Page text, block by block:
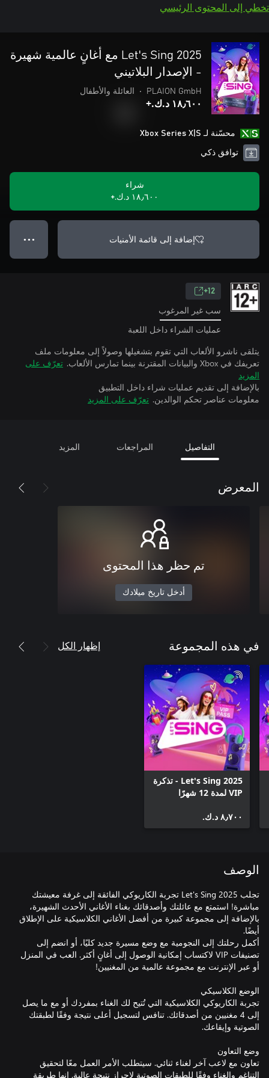
تخطي إلى المحتوى الرئيسي
Let's Sing 2025 مع أغانٍ عالمية شهيرة
- الإصدار البلاتيني
PLAION GmbH
• العائلة والأطفال
١٨٫٦٠٠ د.ك.‏+
محسّنة لـ Xbox Series X|S
توافق ذكي
شراء
١٨٫٦٠٠ د.ك.‏+
إضافة إلى قائمة الأمنيات ● ● ●
12+
سب غير المرغوب
عمليات الشراء داخل اللعبة
يتلقى ناشرو الألعاب التي تقوم بتشغيلها وصولاً إلى معلومات ملف
تعريفك في Xbox والبيانات المقترنة بينما تمارس الألعاب.
تعرّف على
المزيد
بالإضافة إلى تقديم عمليات شراء داخل التطبيق
معلومات عناصر تحكم الوالدين. تعرّف على المزيد
التفاصيل المراجعات المزيد
المعرض
تم حظر هذا المحتوى
أدخل تاريخ ميلادك
في هذه المجموعة إظهار الكل
Let's Sing 2025 - تذكرة
VIP لمدة 12 شهرًا
٨٫٧٠٠ د.ك.‏
الوصف
تجلب Let's Sing 2025 تجربة الكاريوكي الفائقة إلى غرفة معيشتك
مباشرة! استمتع مع عائلتك وأصدقائك بغناء الأغاني الأحدث الشهيرة،
بالإضافة إلى مجموعة كبيرة من أفضل الأغاني الكلاسيكية على الإطلاق
أكمل رحلتك إلى النجومية مع وضع مسيرة جديد كليًا، أو انضم إلى
تصنيفات VIP لاكتساب إمكانية الوصول إلى أغانٍ أكثر. العب في المنزل
تجربة الكاريوكي الكلاسيكية التي تُتيح لك الغناء بمفردك أو مع ما يصل
إلى 4 مغنيين من أصدقائك. تنافس لتسجيل أعلى نتيجة وفقًا لطبقتك
تعاون مع لاعب آخر لغناء ثنائي. سيتطلب الأمر العمل معًا لتحقيق
التناغم والغناء وفقًا للطبقات الصوتية لإحراز نتيجة عالية. إنها طريقة